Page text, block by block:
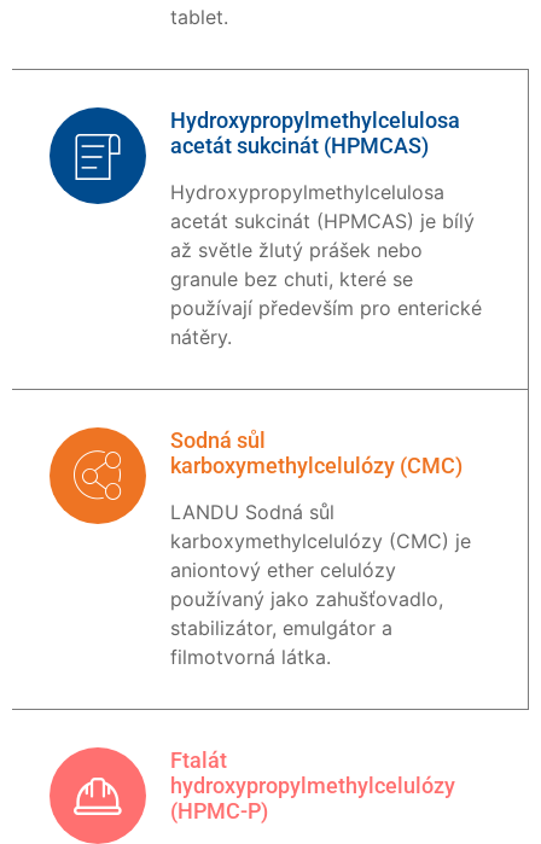
tablet.
Hydroxypropylmethylcelulosa
acetát sukcinát (HPMCAS)
Hydroxypropylmethylcelulosa
acetát sukcinát (HPMCAS) je bílý
až světle žlutý prášek nebo
granule bez chuti, které se
používají především pro enterické
nátěry.
Sodná sůl
karboxymethylcelulózy (CMC)
LANDU Sodná sůl
karboxymethylcelulózy (CMC) je
aniontový ether celulózy
používaný jako zahušťovadlo,
stabilizátor, emulgátor a
filmotvorná látka.
Ftalát
hydroxypropylmethylcelulózy
(HPMC-P)